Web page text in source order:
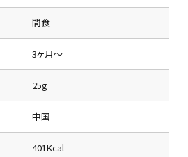
間食
3ヶ月～
25g
中国
401Kcal